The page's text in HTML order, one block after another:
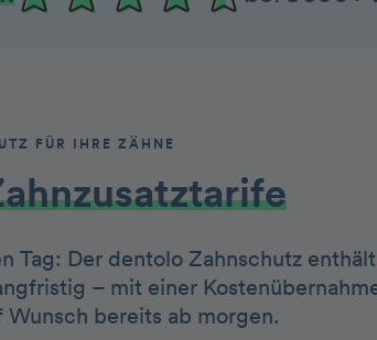
FÜR IHRE ZÄHNE
nzusatztarife
Tag: Der dentolo Zahnschutz
– mit einer
bereits ab morgen.